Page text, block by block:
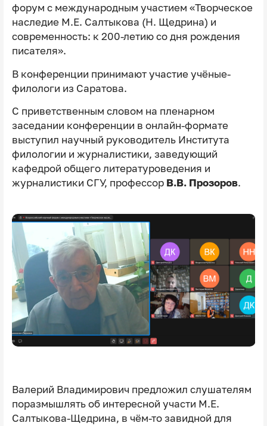
форум с международным участием «Творческое
наследие М.Е. Салтыкова (Н. Щедрина) и
современность: к 200-летию со дня рождения
писателя».
В конференции принимают участие учёные-
филологи из Саратова.
С приветственным словом на пленарном
заседании конференции в онлайн-формате
выступил научный руководитель Института
филологии и журналистики, заведующий
кафедрой общего литературоведения и
журналистики СГУ, профессор В.В. Прозоров.
Валерий Владимирович предложил слушателям
поразмышлять об интересной участи М.Е.
Салтыкова-Щедрина, в чём-то завидной для